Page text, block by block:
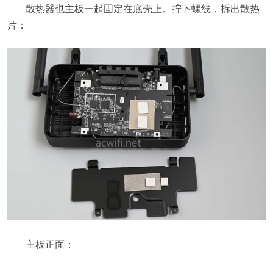
散热器也主板一起固定在底壳上。拧下螺线，拆出散热
片：
主板正面：